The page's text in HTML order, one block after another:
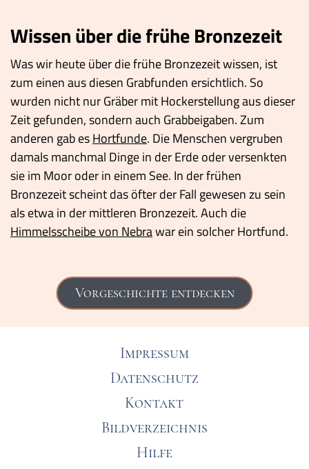
Wissen über die frühe Bronzezeit
Was wir heute über die frühe Bronzezeit wissen, ist
zum einen aus diesen Grabfunden ersichtlich. So
wurden nicht nur Gräber mit Hockerstellung aus dieser
Zeit gefunden, sondern auch Grabbeigaben. Zum
anderen gab esHortfunde. Die Menschen vergruben
damals manchmal Dinge in der Erde oder versenkten
sie im Moor oder in einem See. In der frühen
Bronzezeit scheint das öfter der Fall gewesen zu sein
als etwa in der mittleren Bronzezeit. Auch die
Himmelsscheibe von Nebrawar ein solcher Hortfund.
Vorgeschichte entdecken
Impressum
Datenschutz
Kontakt
Bildverzeichnis
Hilfe